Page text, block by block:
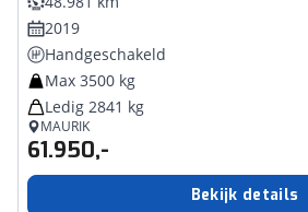
2019
Handgeschakeld
Max 3500 kg
Ledig 2841 kg
MAURIK
61.950,-
Bekijk details